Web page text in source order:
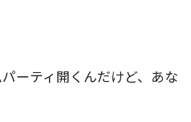
ーティ開くんだけど、あな